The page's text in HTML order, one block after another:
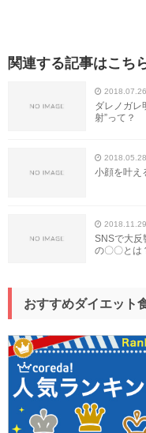
関連する記事はこち
2018.07.26
ダレノガレ
射”って？
2018.05.28
小顔を叶え
2018.11.29
SNSで大反
の〇〇とは
おすすめダイエット